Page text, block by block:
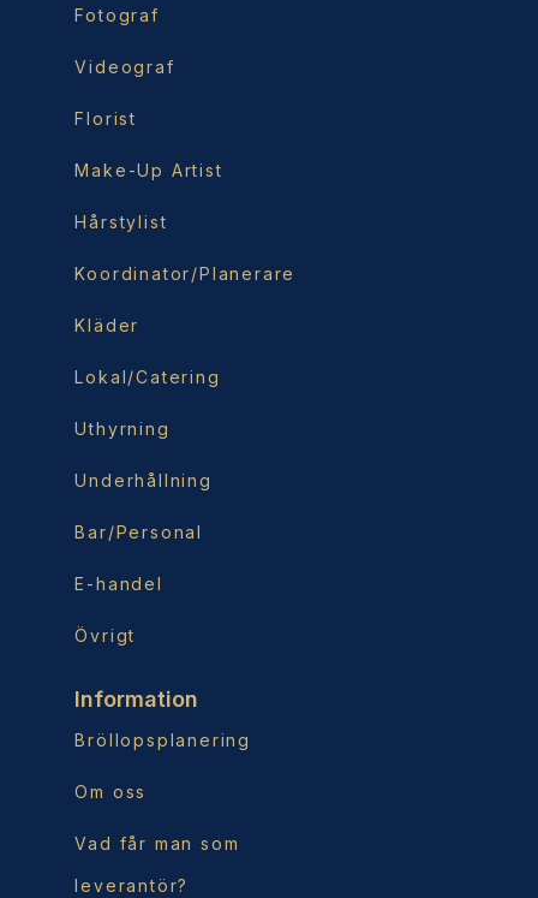
Fotograf
Videograf
Florist
Make-Up Artist
Hårstylist
Koordinator/Planerare
Kläder
Lokal/Catering
Uthyrning
Underhållning
Bar/Personal
E-handel
Övrigt
Information
Bröllopsplanering
Om oss
Vad får man som
leverantör?